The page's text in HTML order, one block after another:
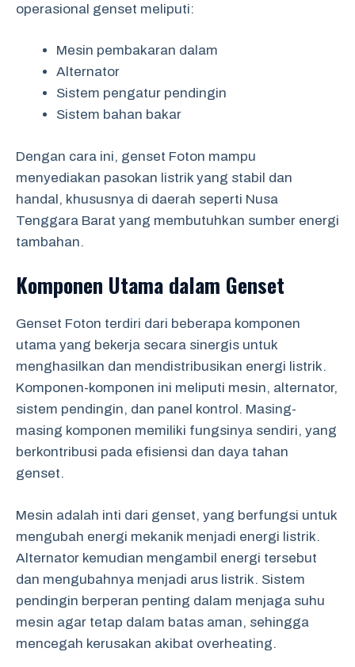
operasional genset meliputi:
Mesin pembakaran dalam
Alternator
Sistem pengatur pendingin
Sistem bahan bakar
Dengan cara ini, genset Foton mampu
menyediakan pasokan listrik yang stabil dan
handal, khususnya di daerah seperti Nusa
Tenggara Barat yang membutuhkan sumber energi
tambahan.
Komponen Utama dalam Genset
Genset Foton terdiri dari beberapa komponen
utama yang bekerja secara sinergis untuk
menghasilkan dan mendistribusikan energi listrik.
Komponen-komponen ini meliputi mesin, alternator,
sistem pendingin, dan panel kontrol. Masing-
masing komponen memiliki fungsinya sendiri, yang
berkontribusi pada efisiensi dan daya tahan
genset.
Mesin adalah inti dari genset, yang berfungsi untuk
mengubah energi mekanik menjadi energi listrik.
Alternator kemudian mengambil energi tersebut
dan mengubahnya menjadi arus listrik. Sistem
pendingin berperan penting dalam menjaga suhu
mesin agar tetap dalam batas aman, sehingga
mencegah kerusakan akibat overheating.